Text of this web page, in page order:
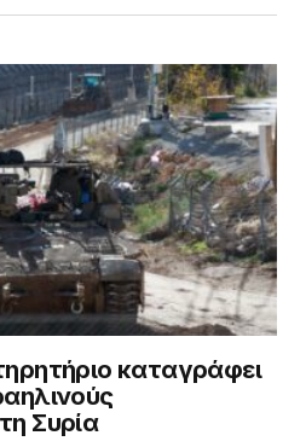
καταγράφει
Συρία